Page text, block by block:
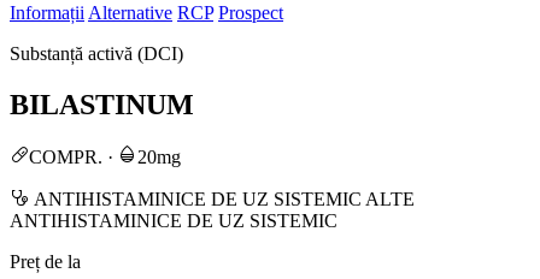
Informații Alternative RCP Prospect
Substanță activă (DCI)
BILASTINUM
COMPR. · 20mg
ANTIHISTAMINICE DE UZ SISTEMIC ALTE
ANTIHISTAMINICE DE UZ SISTEMIC
Preț de la